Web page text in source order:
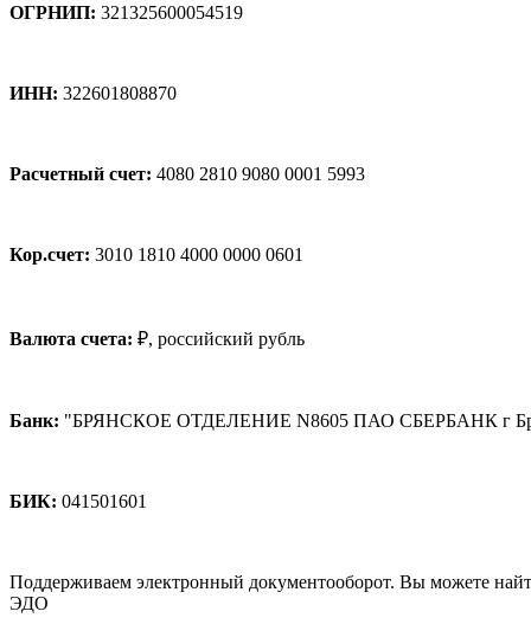
ОГРНИП: 321325600054519
ИНН: 322601808870
Расчетный счет: 4080 2810 9080 0001 5993
Кор.счет: 3010 1810 4000 0000 0601
Валюта счета: ₽, российский рубль
Банк: "БРЯНСКОЕ ОТДЕЛЕНИЕ N8605 ПАО СБЕРБАНК г
БИК: 041501601
Поддерживаем электронный документооборот. Вы можете
ЭДО